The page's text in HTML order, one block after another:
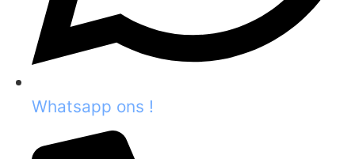
Whatsapp ons !